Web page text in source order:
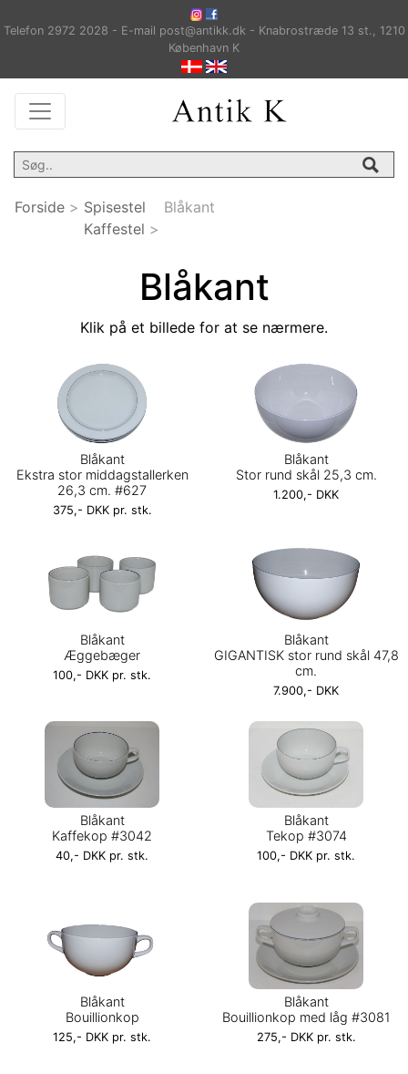
Telefon 2972 2028 - E-mail post@antikk.dk - Knabrostræde 13 st., 1210
København K
Forside > Spisestel
Kaffestel >
Blåkant
Blåkant
Klik på et billede for at se nærmere.
Blåkant
Ekstra stor middagstallerken
26,3 cm. #627
375,- DKK pr. stk.
Blåkant
Stor rund skål 25,3 cm.
1.200,- DKK
Blåkant
Æggebæger
100,- DKK pr. stk.
Blåkant
GIGANTISK stor rund skål 47,8
cm.
7.900,- DKK
Blåkant
Kaffekop #3042
40,- DKK pr. stk.
Blåkant
Tekop #3074
100,- DKK pr. stk.
Blåkant
Bouillionkop
125,- DKK pr. stk.
Blåkant
Bouillionkop med låg #3081
275,- DKK pr. stk.